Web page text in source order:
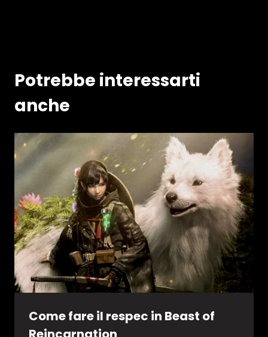
Potrebbe interessarti
anche
Come fare il respec in Beast of